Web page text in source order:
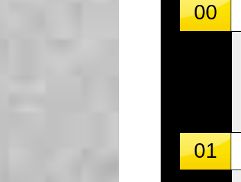
00
01